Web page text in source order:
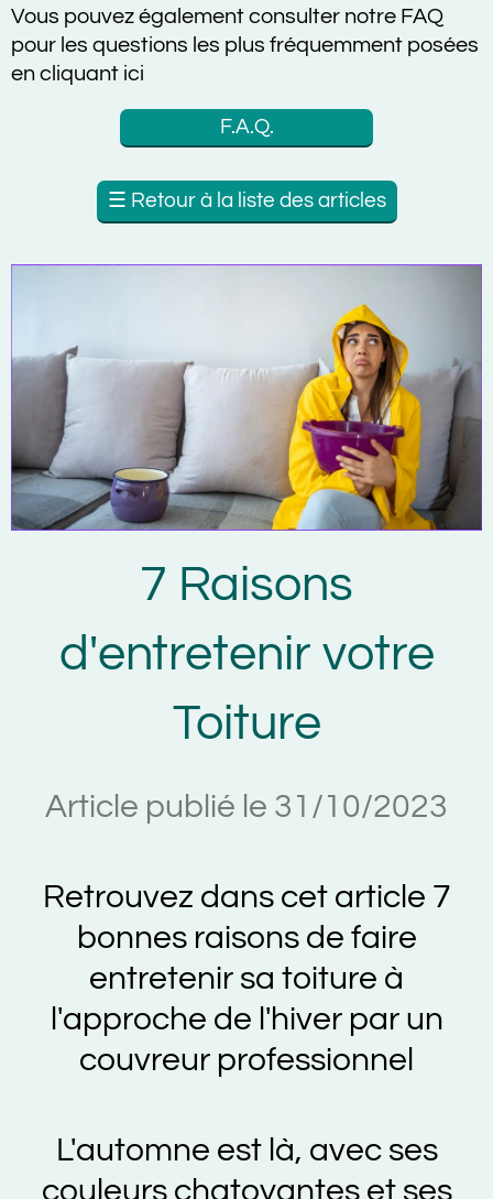
Vous pouvez également consulter notre FAQ
pour les questions les plus fréquemment posées
en cliquant ici
F.A.Q.
☰ Retour à la liste des articles
7 Raisons
d'entretenir votre
Toiture
Article publié le 31/10/2023
Retrouvez dans cet article 7
bonnes raisons de faire
entretenir sa toiture à
l'approche de l'hiver par un
couvreur professionnel
L'automne est là, avec ses
couleurs chatoyantes et ses